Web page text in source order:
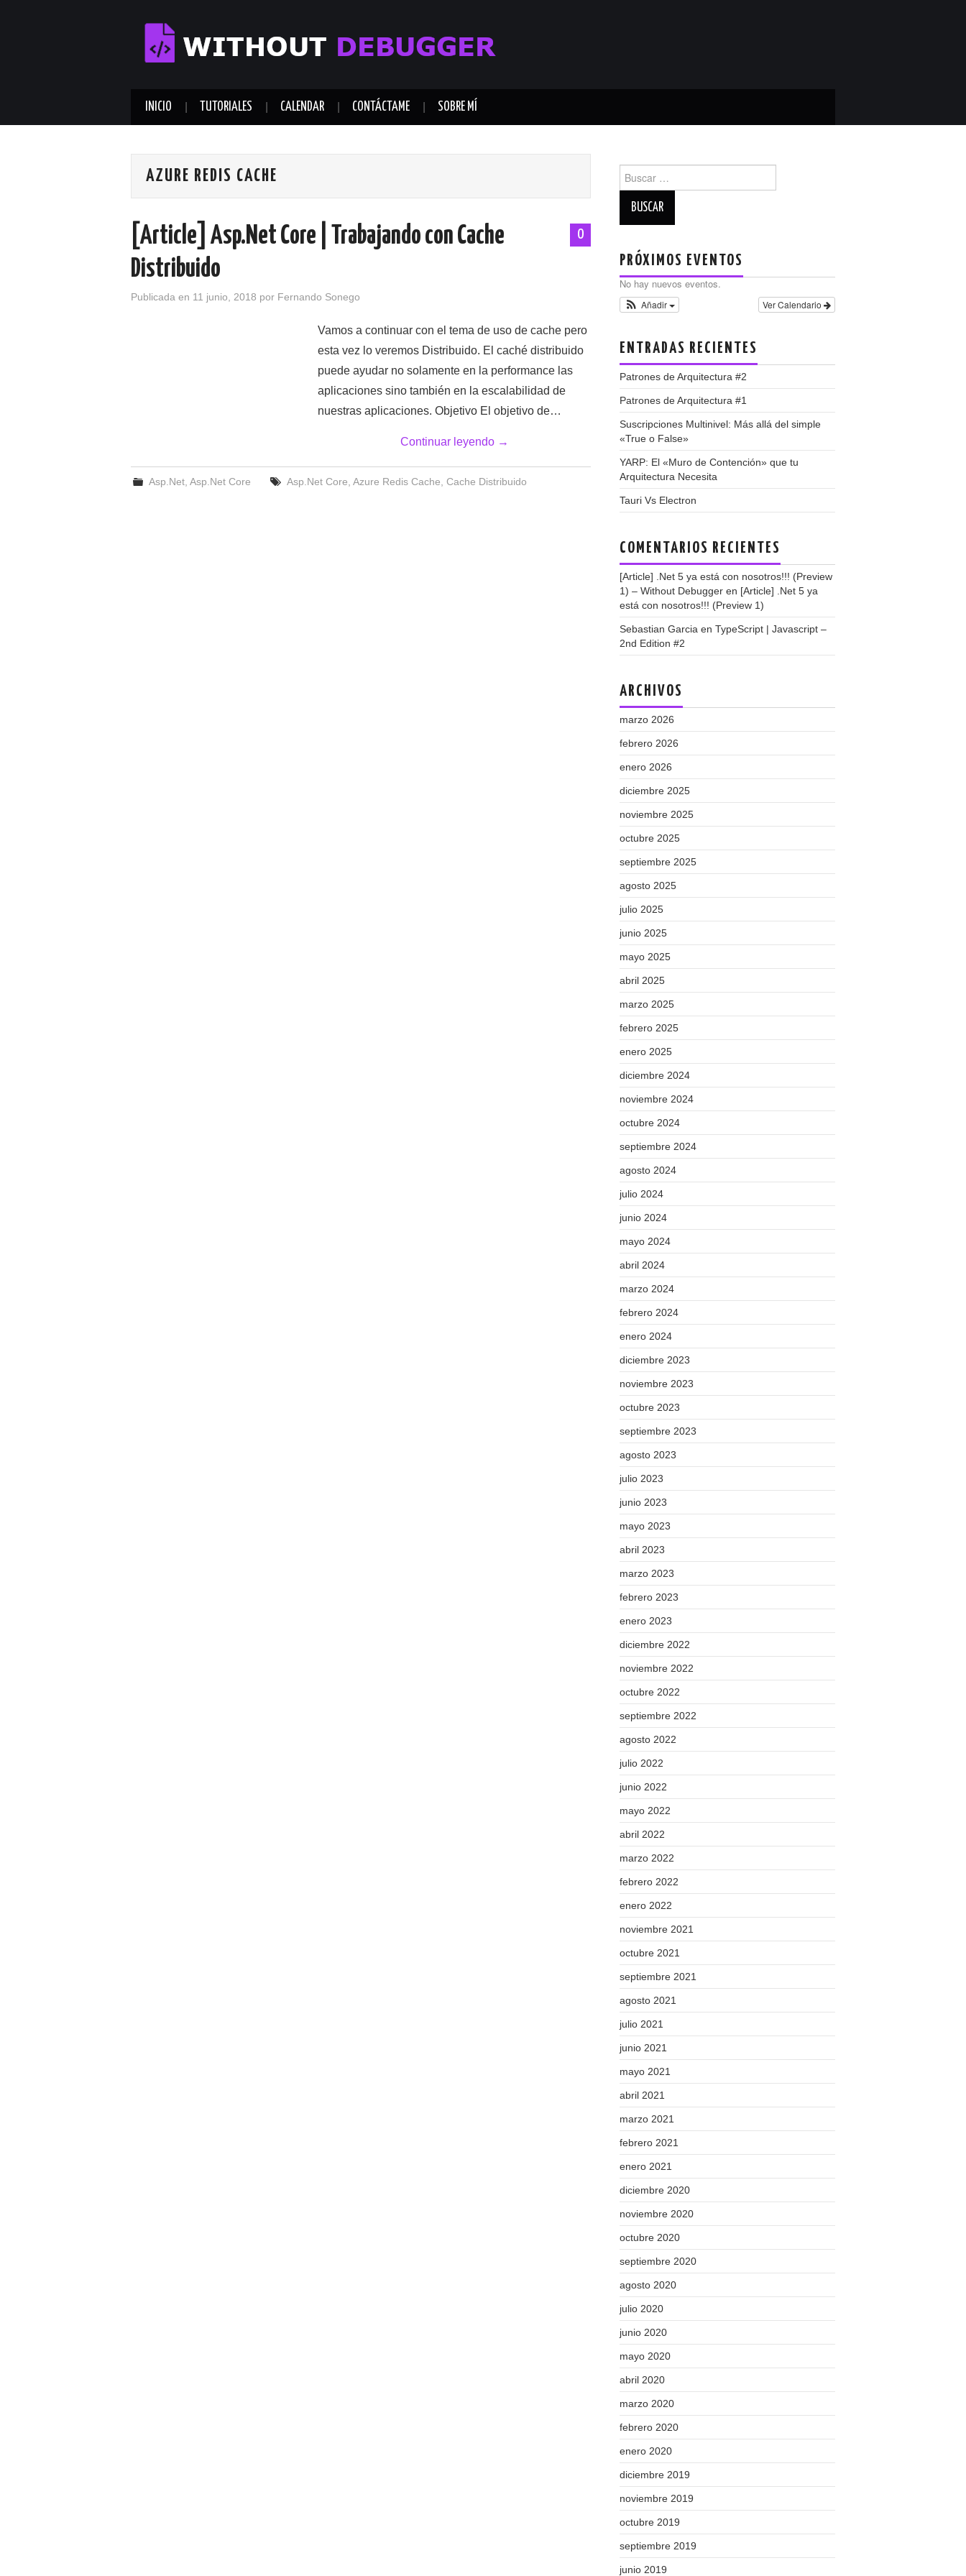
INICIO TUTORIALES CALENDAR CONTÁCTAME SOBRE MÍ
AZURE REDIS CACHE
0
[Article] Asp.Net Core | Trabajando con Cache
Distribuido
Publicada en 11 junio, 2018 por Fernando Sonego
Vamos a continuar con el tema de uso de cache pero
esta vez lo veremos Distribuido. El caché distribuido
puede ayudar no solamente en la performance las
aplicaciones sino también en la escalabilidad de
nuestras aplicaciones. Objetivo El objetivo de…
Continuar leyendo →
Asp.Net ,Asp.Net Core Asp.Net Core Azure Redis Cache Cache Distribuido
PRÓXIMOS EVENTOS
No hay nuevos eventos.
Ver Calendario
Añadir
ENTRADAS RECIENTES
Patrones de Arquitectura #2
Patrones de Arquitectura #1
Suscripciones Multinivel: Más allá del simple
«True o False»
YARP: El «Muro de Contención» que tu
Arquitectura Necesita
Tauri Vs Electron
COMENTARIOS RECIENTES
[Article] .Net 5 ya está con nosotros!!! (Preview
1) – Without Debugger en [Article] .Net 5 ya
está con nosotros!!! (Preview 1)
Sebastian Garcia en TypeScript | Javascript –
2nd Edition #2
ARCHIVOS
marzo 2026
febrero 2026
enero 2026
diciembre 2025
noviembre 2025
octubre 2025
septiembre 2025
agosto 2025
julio 2025
junio 2025
mayo 2025
abril 2025
marzo 2025
febrero 2025
enero 2025
diciembre 2024
noviembre 2024
octubre 2024
septiembre 2024
agosto 2024
julio 2024
junio 2024
mayo 2024
abril 2024
marzo 2024
febrero 2024
enero 2024
diciembre 2023
noviembre 2023
octubre 2023
septiembre 2023
agosto 2023
julio 2023
junio 2023
mayo 2023
abril 2023
marzo 2023
febrero 2023
enero 2023
diciembre 2022
noviembre 2022
octubre 2022
septiembre 2022
agosto 2022
julio 2022
junio 2022
mayo 2022
abril 2022
marzo 2022
febrero 2022
enero 2022
noviembre 2021
octubre 2021
septiembre 2021
agosto 2021
julio 2021
junio 2021
mayo 2021
abril 2021
marzo 2021
febrero 2021
enero 2021
diciembre 2020
noviembre 2020
octubre 2020
septiembre 2020
agosto 2020
julio 2020
junio 2020
mayo 2020
abril 2020
marzo 2020
febrero 2020
enero 2020
diciembre 2019
noviembre 2019
octubre 2019
septiembre 2019
junio 2019